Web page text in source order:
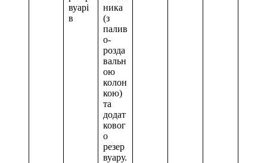
вуарі
в
ника
(з
палив
о-
розда
вальн
ою
колон
кою)
та
додат
ковог
о
резер
вуару.